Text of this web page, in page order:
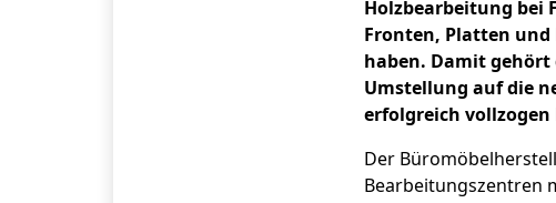
Holzbearbeitung bei
Fronten, Platten und
haben. Damit gehört
Umstellung auf die
erfolgreich vollzogen
Der
Bearbeitungszentren